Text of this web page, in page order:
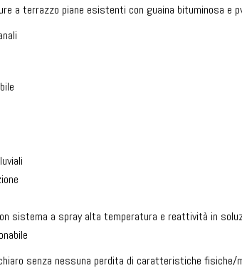
a terrazzo piane esistenti con guaina bituminosa e
sistema a spray alta temperatura e reattività in
senza nessuna perdita di caratteristiche fisiche/